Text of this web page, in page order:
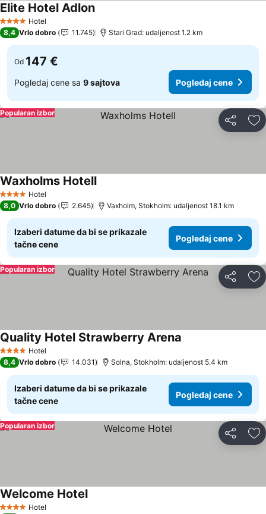
4 ZvezdiceHotel
Elite Hotel Adlon
8,4 Vrlo dobro 11.745 Stari Grad: udaljenost 1.2 km
Od 147 €
Pogledaj cene sa 9 sajtova Pogledaj cene
Deli
Popularan izbor
4 ZvezdiceHotel
Waxholms Hotell
8,0 Vrlo dobro 2.645 Vaxholm, Stokholm: udaljenost 18.1 km
Izaberi datume da bi se prikazale
tačne cene
Pogledaj cene
Deli
Popularan izbor
4 ZvezdiceHotel
Quality Hotel Strawberry Arena
8,4 Vrlo dobro 14.031 Solna, Stokholm: udaljenost 5.4 km
Izaberi datume da bi se prikazale
tačne cene
Pogledaj cene
Deli
Popularan izbor
4 ZvezdiceHotel
Welcome Hotel